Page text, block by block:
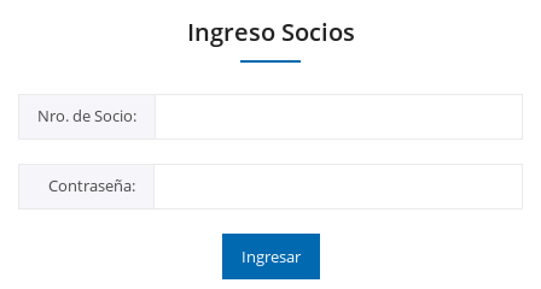
Ingreso Socios
Nro. de Socio:
Contraseña:
Ingresar